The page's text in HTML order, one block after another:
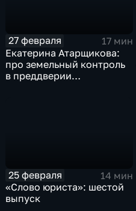
27 февраля
17 мин
Екатерина Атарщикова:
про земельный контроль
в преддверии
25 февраля
14 мин
«Слово юриста»: шестой
выпуск